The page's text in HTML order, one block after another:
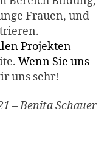
Frauen, und
Projekten
Wenn Sie uns
uns sehr!
– Benita Schauer